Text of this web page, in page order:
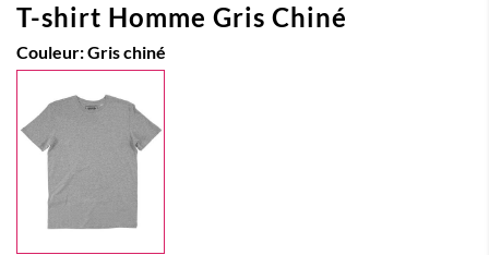
T-shirt Homme Gris Chiné
Couleur:Gris chiné